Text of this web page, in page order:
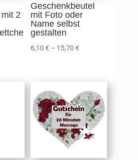
2
Geschenkbeutel
mit Foto oder
Name selbst
gestalten
6,10€ – 15,70€